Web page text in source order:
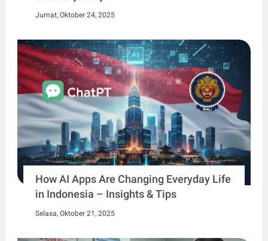
Jumat, Oktober 24, 2025
How AI Apps Are Changing Everyday Life
in Indonesia – Insights & Tips
Selasa, Oktober 21, 2025